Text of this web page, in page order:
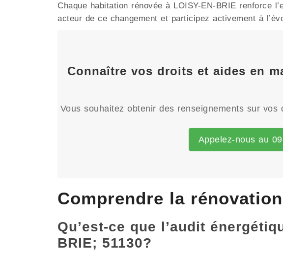
Chaque habitation rénovée à LOISY-EN-BRIE renforce
acteur de ce changement et participez activement à
Connaître vos droits et aides en
Vous souhaitez obtenir des renseignements sur
Appelez-nous au
Comprendre la
Qu’est-ce que l’audit
BRIE; 51130?